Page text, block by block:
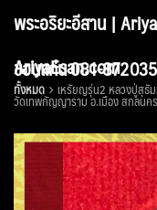
พระอริยะอีสาน |
ขอนแก่น 081-
AriyaEsan.com
ทั้งหมด เหรัยญรุ่น2 หลวงปู่สุธัม
วัดเทพกัญญาราม อ.เมือง สกลนคร